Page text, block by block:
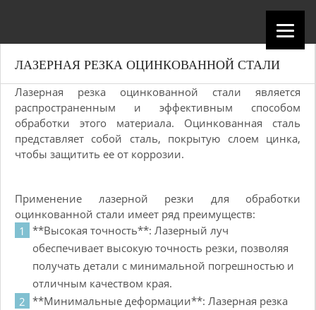
ЛАЗЕРНАЯ РЕЗКА ОЦИНКОВАННОЙ СТАЛИ
Лазерная резка оцинкованной стали является
распространенным и эффективным способом
обработки этого материала. Оцинкованная сталь
представляет собой сталь, покрытую слоем цинка,
чтобы защитить ее от коррозии.
Применение лазерной резки для обработки
оцинкованной стали имеет ряд преимуществ:
**Высокая точность**: Лазерный луч
обеспечивает высокую точность резки, позволяя
получать детали с минимальной погрешностью и
отличным качеством края.
**Минимальные деформации**: Лазерная резка